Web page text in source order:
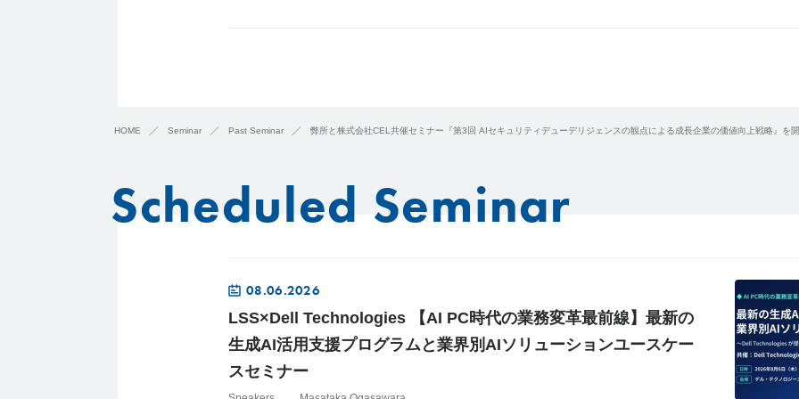
HOME Seminar Past Seminar 弊所と株式会社CEL共催セミナー『第3回 AIセキュリティデューデリジェンスの観点による成長企業の価値向上戦略』を
Scheduled Seminar
08.06.2026
LSS×Dell Technologies 【AI PC時代の業務変革最前線】最新の
生成AI活用支援プログラムと業界別AIソリューションユースケー
スセミナー